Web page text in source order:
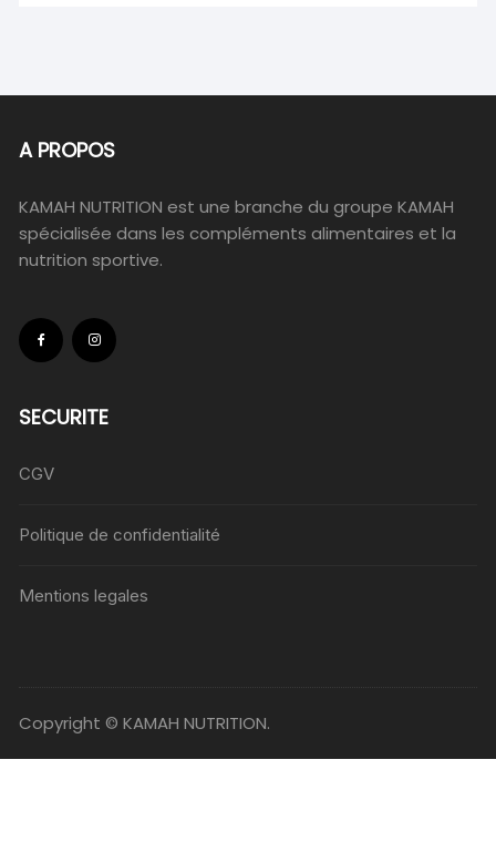
A PROPOS
KAMAH NUTRITION est une branche du groupe KAMAH
spécialisée dans les compléments alimentaires et la
nutrition sportive.
SECURITE
CGV
Politique de confidentialité
Mentions legales
Copyright © KAMAH NUTRITION.